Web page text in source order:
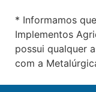
* Informamos
Implementos
possui qualquer
com a